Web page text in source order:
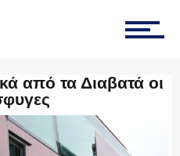
από τα Διαβατά οι